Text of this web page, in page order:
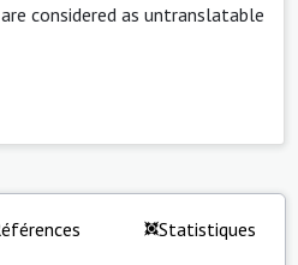
considered as untranslatable
Statistiques